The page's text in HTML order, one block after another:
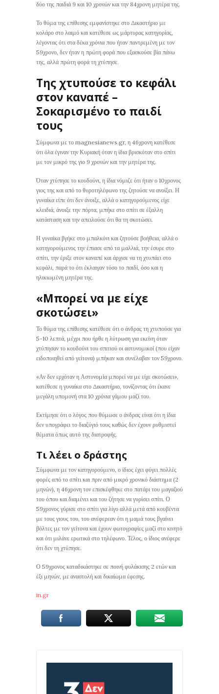
δύο της παιδιά 9 και 10 χρονών και την 84χρονη μητέρα της.
Το θύμα της επίθεσης εμφανίστηκε στο Δικαστήριο με
κολάρο στο λαιμό και κατέθεσε ως μάρτυρας κατηγορίας,
λέγοντας ότι στα δέκα χρόνια που ήταν παντρεμένη με τον
59χρονο, δεν ήταν η πρώτη φορά που εξασκούσε βία πάνω
της, αλλά πρώτη φορά τη χτύπησε.
Της χτυπούσε το κεφάλι
στον καναπέ –
Σοκαρισμένο το παιδί
τους
Σύμφωνα με το magnesianews.gr, η 46χρονη κατέθεσε
ότι όλα έγιναν την Κυριακή όταν η ίδια βρισκόταν στο σπίτι
με τον μικρό της γιο 9 χρονών και την μητέρα της.
Όταν χτύπησε το κουδούνι, η ίδια νόμιζε ότι ήταν ο 10χρονος
γιος της και από το θυροτηλέφωνο της ζητούσε να ανοίξει. Η
γυναίκα είπε ότι δεν άνοιξε, αλλά ο κατηγορούμενος είχε
κλειδιά, άνοιξε την πόρτα, μπήκε στο σπίτι σε έξαλλη
κατάσταση και την απειλούσε ότι θα τη σκοτώσει.
Η γυναίκα βγήκε στο μπαλκόνι και ζητούσε βοήθεια, αλλά ο
κατηγορούμενος την έπιασε από τα μαλλιά, την έσυρε στο
σπίτι, την έριξε στον καναπέ και άρχισε να τη χτυπάει στο
κεφάλι, παρά το ότι έκλαιγαν τόσο το παιδί, όσο και η
ηλικιωμένη μητέρα της.
«Μπορεί να με είχε
σκοτώσει»
Το θύμα της επίθεσης κατέθεσε ότι ο άνδρας τη χτυπούσε για
5-10 λεπτά, μέχρι που ήρθε η λύτρωση για εκείνη όταν
χτύπησαν το κουδούνι του σπιτιού οι αστυνομικοί (που είχαν
ειδοποιηθεί από γείτονα) μπήκαν και συνέλαβαν τον 59χρονο.
«Αν δεν ερχόταν η Αστυνομία μπορεί να με είχε σκοτώσει»,
κατέθεσε η γυναίκα στο Δικαστήριο, τονίζοντας ότι έκανε
μεγάλη υπομονή στα 10 χρόνια γάμου μαζί του.
Εκτίμησε ότι ο λόγος που θύμωσε ο άνδρας είναι ότι η ίδια
δεν υπογράφει το διαζύγιό τους καθώς δεν έχουν ρυθμιστεί
θέματα όπως αυτό της διατροφής.
Τι λέει ο δράστης
Σύμφωνα με τον κατηγορούμενο, ο ίδιος έχει φύγει πολλές
φορές από το σπίτι και πριν από μικρό χρονικό διάστημα (2
μηνών), η 46χρονη τον επισκέφθηκε στο πατάρι του μαγαζιού
του όπου και διαμένει και του ζήτησε να γυρίσει σπίτι. Ο
59χρονος γύρισε στο σπίτι για λίγο αλλά μετά από κουβέντα
με τους γιους του, του ανέφερεαν ότι η μαμά τους βγαίνει
βόλτες με τον γείτονα και έχουν φωτογραφίες μαζί στο κινητό
και ότι μιλάνε ερωτικά στο τηλέφωνο. Τέλος, ο ίδιος ανέφερε
ότι δεν τη χτύπησε.
Ο 59χρονος καταδικάστηκε σε ποινή φυλάκισης 2 ετών και
έξι μηνών, με αναστολή και δικαίωμα έφεσης.
in.gr